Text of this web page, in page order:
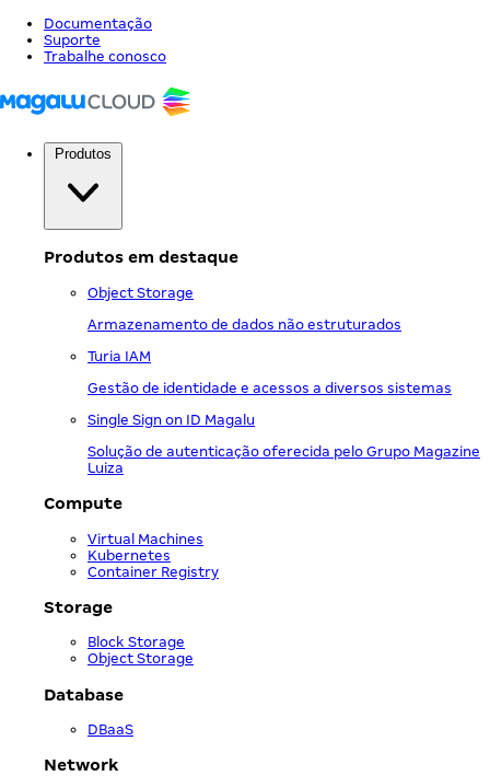
Documentação
Suporte
Trabalhe conosco
Produtos em destaque
Object Storage
Armazenamento de dados não estruturados
Turia IAM
Gestão de identidade e acessos a diversos sistemas
Single Sign on ID Magalu
Solução de autenticação oferecida pelo Grupo Magazine
Luiza
Compute
Virtual Machines
Kubernetes
Container Registry
Storage
Block Storage
Object Storage
Database
DBaaS
Network